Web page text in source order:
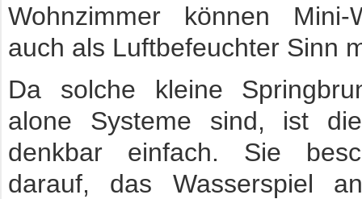
Wohnzimmer können Mini-
auch als Luftbefeuchter Sinn
Da solche kleine
alone Systeme sind, ist
denkbar einfach. Sie
darauf, das Wasserspiel